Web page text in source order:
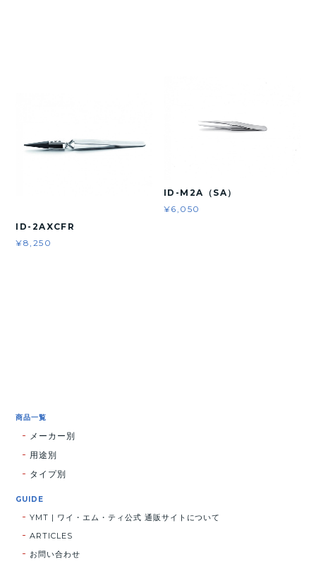
ID-2AXCFR
¥8,250
ID-M2A（SA）
¥6,050
商品一覧
メーカー別
用途別
タイプ別
GUIDE
YMT | ワイ・エム・ティ公式 通販サイトについて
ARTICLES
お問い合わせ